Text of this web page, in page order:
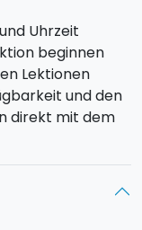
Uhrzeit
beginnen
Lektionen
und den
direkt mit dem